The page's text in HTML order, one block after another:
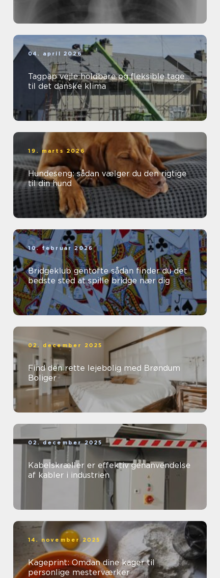
04. april 2026
Tagpap vejle holdbare og fleksible tage
til det danske klima
19. marts 2026
Hundeseng: sådan vælger du den rigtige
til din hund
10. februar 2026
Bridgeklub gentofte sådan finder du det
bedste sted at spille bridge nær dig
02. december 2025
Find den rette lejebolig med Brøndum
Boliger
02. december 2025
Kabelskræller er effektiv genanvendelse
af kabler i industrien
14. november 2025
Kageprint: Omdan dine kager til
personlige mesterværker